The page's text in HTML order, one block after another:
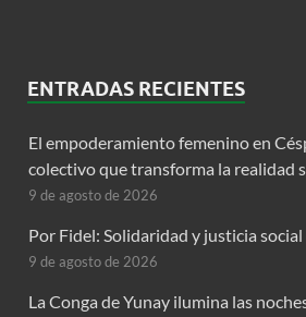
ENTRADAS RECIENTES
El empoderamiento femenino en
colectivo que transforma la realidad
9 de agosto de 2026
Por Fidel: Solidaridad y justicia
9 de agosto de 2026
La Conga de Yunay ilumina las